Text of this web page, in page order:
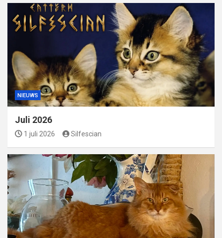
NIEUWS
Juli 2026
1 juli 2026 Silfescian